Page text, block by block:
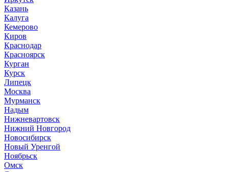
Казань
Калуга
Кемерово
Киров
Краснодар
Красноярск
Курган
Курск
Липецк
Москва
Мурманск
Надым
Нижневартовск
Нижний Новгород
Новосибирск
Новый Уренгой
Ноябрьск
Омск